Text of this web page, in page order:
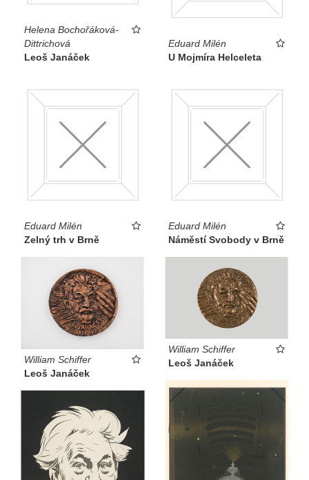
Helena Bochořáková-
Dittrichová
Leoš Janáček
Eduard Milén
U Mojmíra Helceleta
Eduard Milén
Zelný trh v Brně
Eduard Milén
Náměstí Svobody v Brně
William Schiffer
Leoš Janáček
William Schiffer
Leoš Janáček